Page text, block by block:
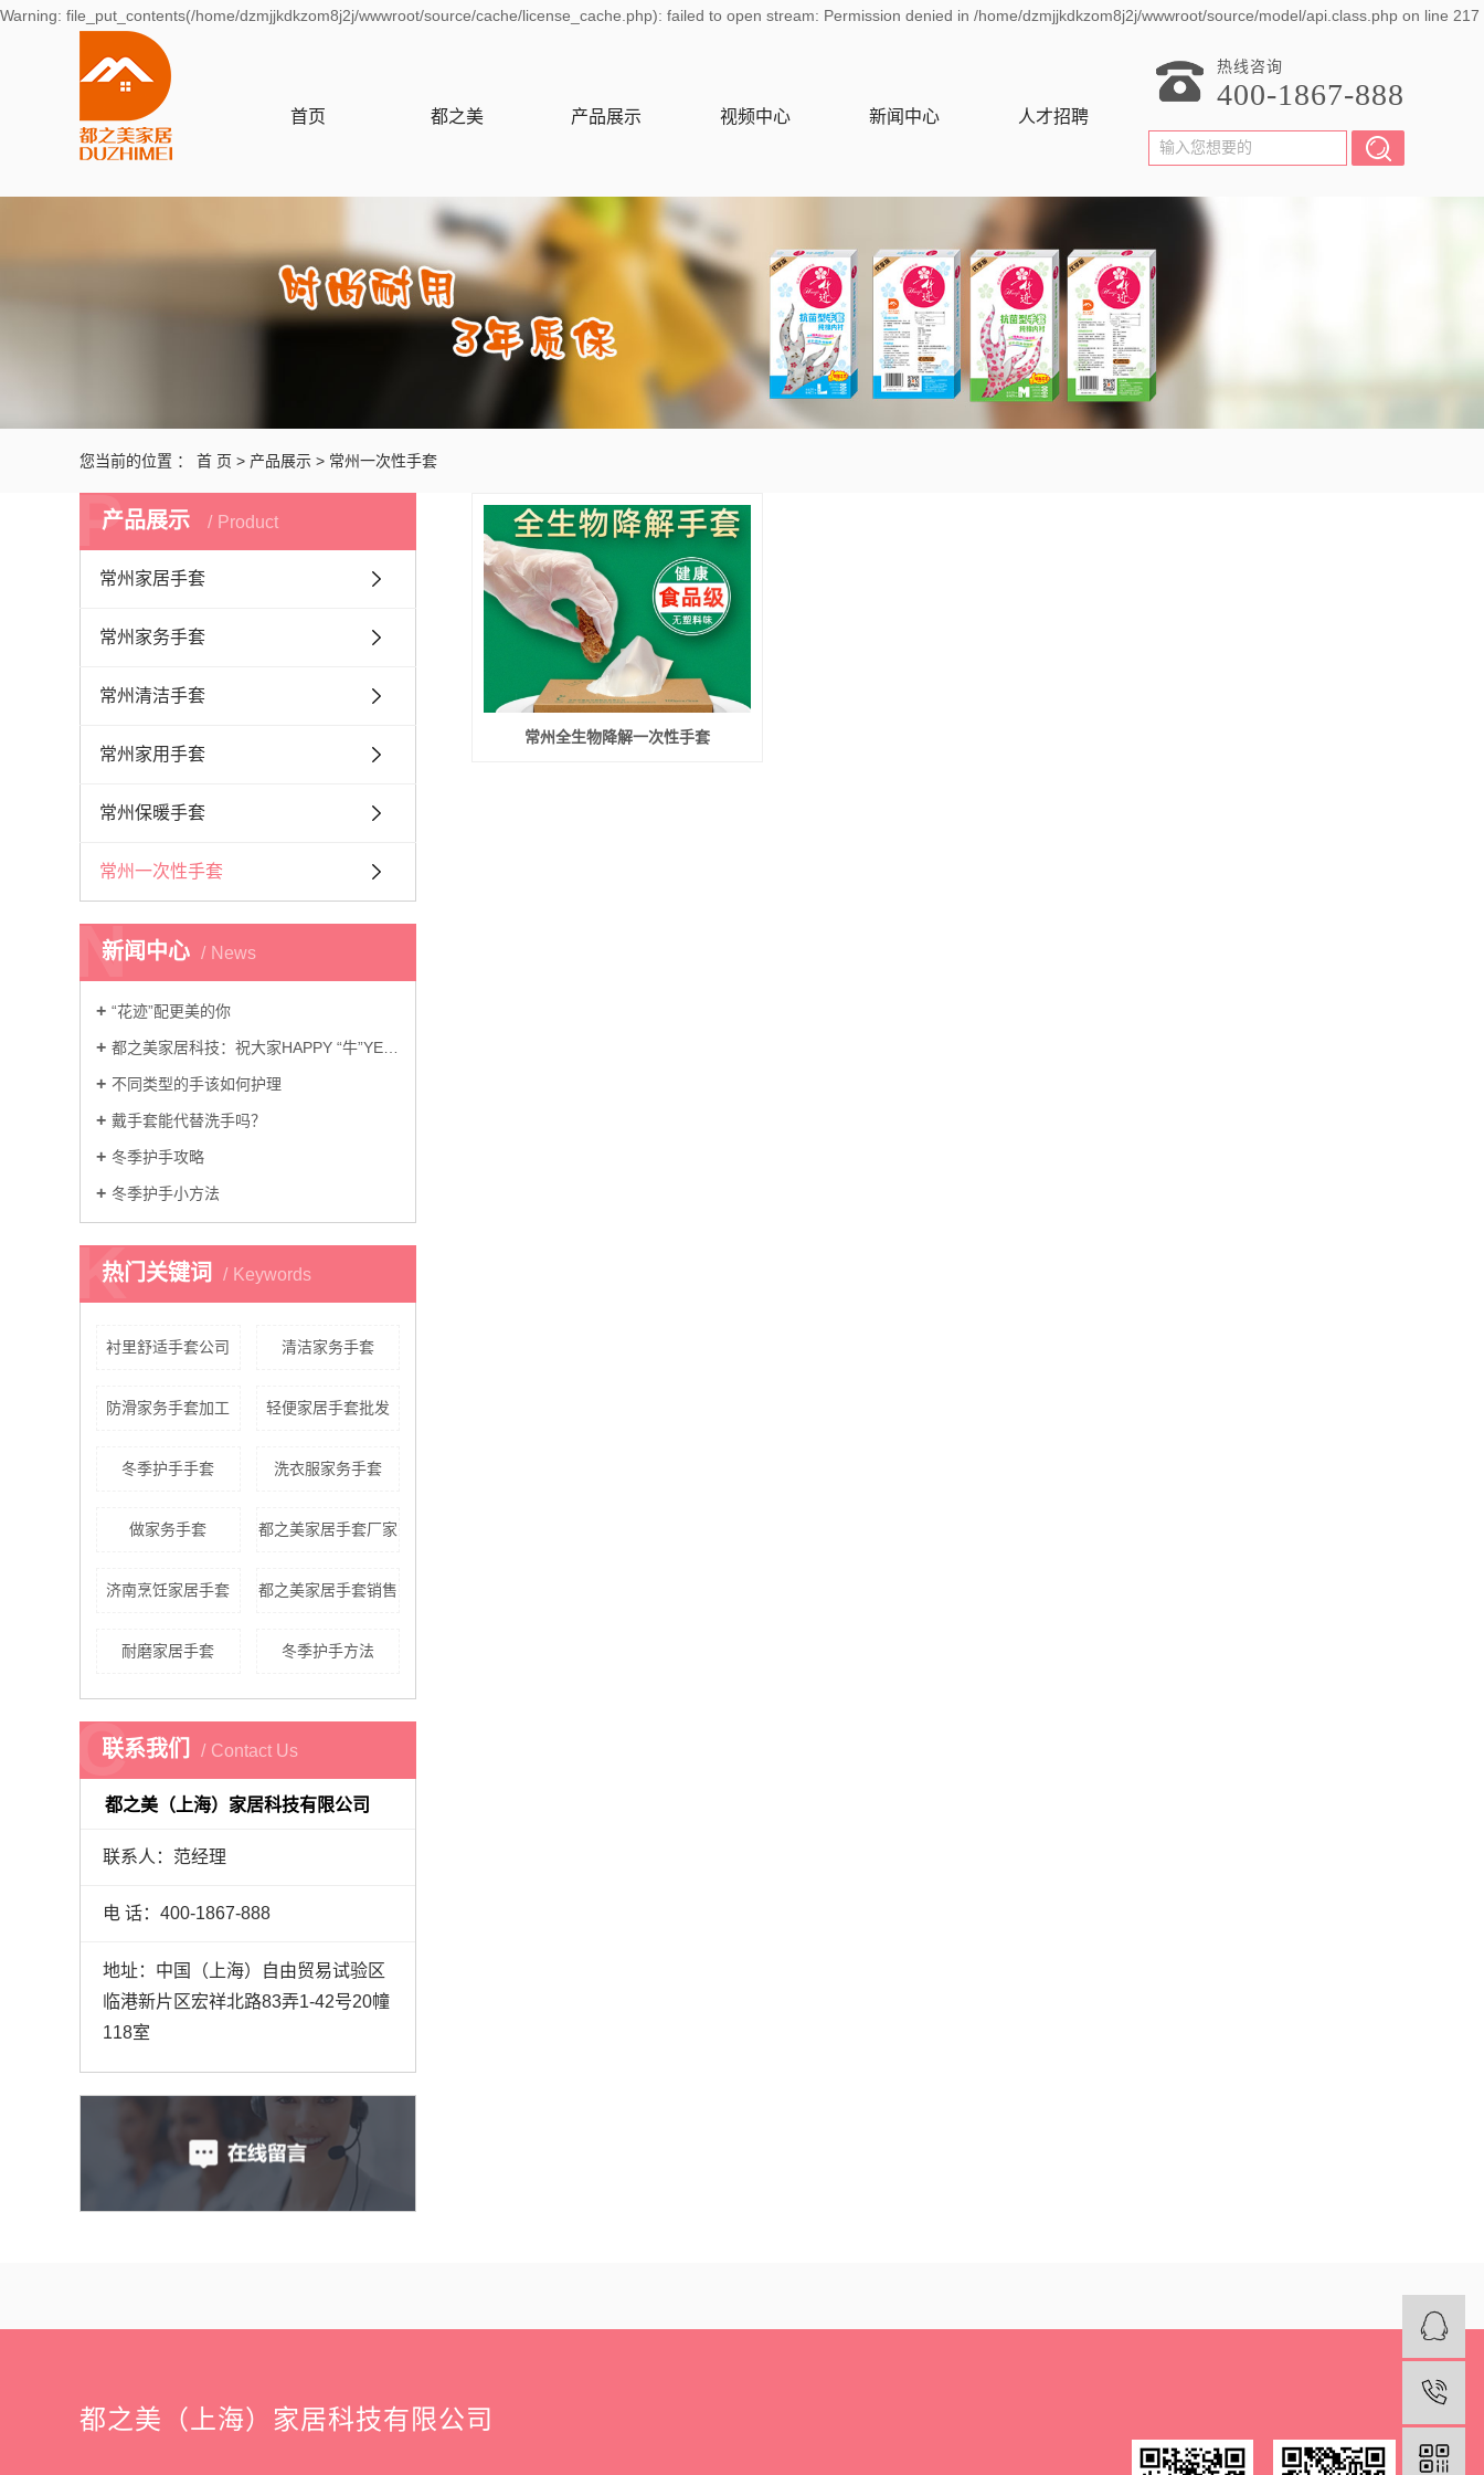
Warning: file_put_contents(/home/dzmjjkdkzom8j2j/wwwroot/source/cache/license_cache.php): failed to open stream: Permission denied in /home/dzmjjkdkzom8j2j/wwwroot/source/model/api.class.php on line 217
首页 都之美
企业文化
品牌介绍
营业执照
产品展示
常州清洁手套
常州家用手套
常州保暖手套
常州一次性手套
视频中心 新闻中心
技术资讯
人才招聘
热线咨询
400-1867-888
您当前的位置 ： 首 页 > 产品展示 > 常州一次性手套
产品展示 Product
P
常州家居手套
常州家务手套
常州清洁手套
常州家用手套
常州保暖手套
常州一次性手套
新闻中心 News
N
“花迹”配更美的你
都之美家居科技：祝大家HAPPY “牛”YEAR
不同类型的手该如何护理
戴手套能代替洗手吗？
冬季护手攻略
冬季护手小方法
热门关键词 Keywords
K
衬里舒适手套公司 清洁家务手套
防滑家务手套加工 轻便家居手套批发
冬季护手手套 洗衣服家务手套
做家务手套 都之美家居手套厂家
济南烹饪家居手套 都之美家居手套销售
耐磨家居手套 冬季护手方法
联系我们 Contact Us
C
都之美（上海）家居科技有限公司
联系人：范经理
电 话：400-1867-888
地址： 中国（上海）自由贸易试验区
临港新片区宏祥北路83弄1-42号20幢
118室
常州全生物降解一次性手套
都之美（上海）家居科技有限公司